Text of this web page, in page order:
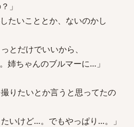
」
たいこととか、ないのかし
とだけでいいから、
姉ちゃんのブルマーに…」
りたいとか言うと思ってたの
いけど…。でもやっぱり…。」